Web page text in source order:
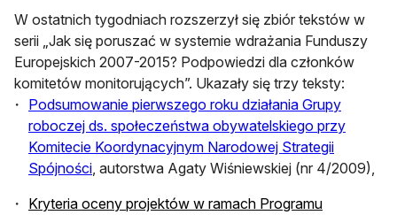
W ostatnich tygodniach rozszerzył się zbiór tekstów w
serii „Jak się poruszać w systemie wdrażania Funduszy
Europejskich 2007-2015? Podpowiedzi dla członków
komitetów monitorujących”. Ukazały się trzy teksty:
Podsumowanie pierwszego roku działania Grupy
roboczej ds. społeczeństwa obywatelskiego przy
Komitecie Koordynacyjnym Narodowej Strategii
Spójności, autorstwa Agaty Wiśniewskiej (nr 4/2009),
Kryteria oceny projektów w ramach Programu